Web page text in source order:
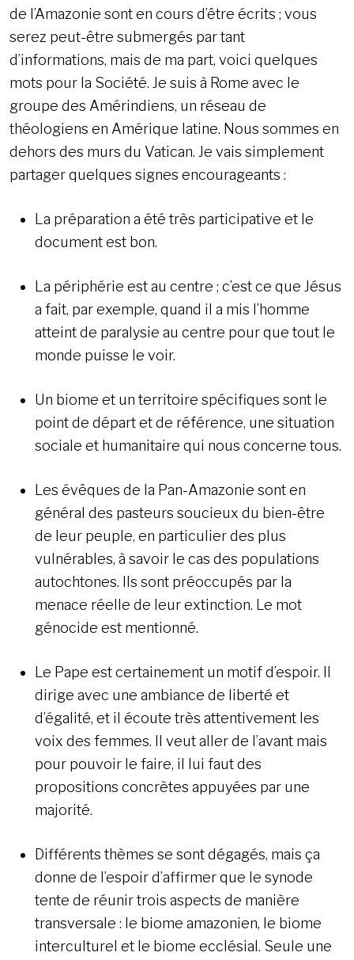
de l’Amazonie sont en cours d’être écrits ; vous
serez peut-être submergés par tant
d’informations, mais de ma part, voici quelques
mots pour la Société. Je suis à Rome avec le
groupe des Amérindiens, un réseau de
théologiens en Amérique latine. Nous sommes en
dehors des murs du Vatican. Je vais simplement
partager quelques signes encourageants :
La préparation a été très participative et le
document est bon.
La périphérie est au centre ; c’est ce que Jésus
a fait, par exemple, quand il a mis l’homme
atteint de paralysie au centre pour que tout le
monde puisse le voir.
Un biome et un territoire spécifiques sont le
point de départ et de référence, une situation
sociale et humanitaire qui nous concerne tous.
Les évêques de la Pan-Amazonie sont en
général des pasteurs soucieux du bien-être
de leur peuple, en particulier des plus
vulnérables, à savoir le cas des populations
autochtones. Ils sont préoccupés par la
menace réelle de leur extinction. Le mot
génocide est mentionné.
Le Pape est certainement un motif d’espoir. Il
dirige avec une ambiance de liberté et
d’égalité, et il écoute très attentivement les
voix des femmes. Il veut aller de l’avant mais
pour pouvoir le faire, il lui faut des
propositions concrètes appuyées par une
majorité.
Différents thèmes se sont dégagés, mais ça
donne de l’espoir d’affirmer que le synode
tente de réunir trois aspects de manière
transversale : le biome amazonien, le biome
interculturel et le biome ecclésial. Seule une